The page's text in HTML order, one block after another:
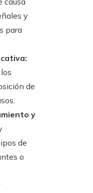
y
para
de
y
de
o